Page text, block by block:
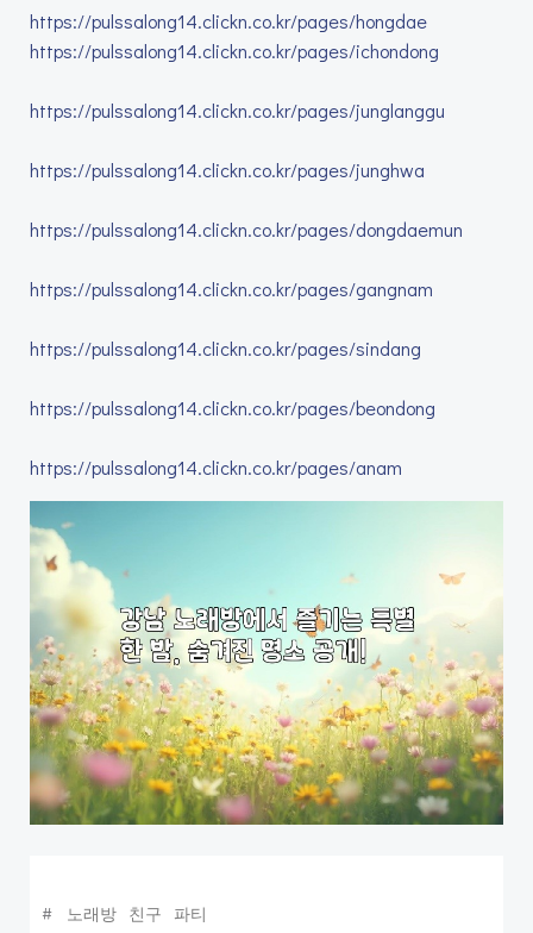
https://pulssalong14.clickn.co.kr/pages/hongdae
https://pulssalong14.clickn.co.kr/pages/ichondong
https://pulssalong14.clickn.co.kr/pages/junglanggu
https://pulssalong14.clickn.co.kr/pages/junghwa
https://pulssalong14.clickn.co.kr/pages/dongdaemun
https://pulssalong14.clickn.co.kr/pages/gangnam
https://pulssalong14.clickn.co.kr/pages/sindang
https://pulssalong14.clickn.co.kr/pages/beondong
https://pulssalong14.clickn.co.kr/pages/anam
# 노래방 친구 파티